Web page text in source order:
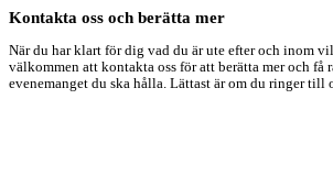
Kontakta oss och berätta mer
När du har klart för dig vad du är ute efter och inom
välkommen att kontakta oss för att berätta mer och få
evenemanget du ska hålla. Lättast är om du ringer till